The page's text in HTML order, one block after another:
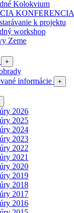
Kolokvium
KONFERENCIA
k projektu
workshop
Zeme
+
informácie
+
2026
2025
2024
2023
2022
2021
2020
2019
2018
2017
2016